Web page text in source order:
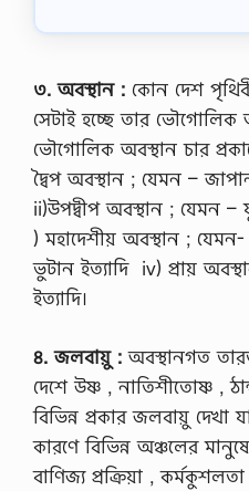
৩. অবস্থান : কোন দেশ
সেটাই হচ্ছে তার ভৌগােলিক
ভৌগােলিক অবস্থান চার
দ্বৈপ অবস্থান ; যেমন –
ii)উপদ্বীপ অবস্থান ; যেমন –
) মহাদেশীয় অবস্থান ;
ভুটান ইত্যাদি iv) প্রায়
ইত্যাদি।
৪. জলবায়ু : অবস্থানগত
দেশে উষ্ণ , নাতিশীতােষ্ণ ,
বিভিন্ন প্রকার জলবায়ু দেখা
কারণে বিভিন্ন অঞ্চলের
বাণিজ্য প্রক্রিয়া ,